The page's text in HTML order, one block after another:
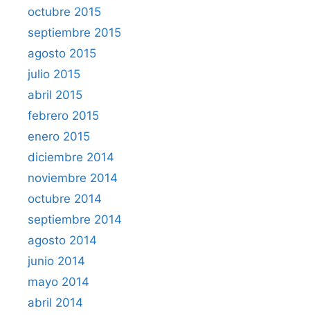
octubre 2015
septiembre 2015
agosto 2015
julio 2015
abril 2015
febrero 2015
enero 2015
diciembre 2014
noviembre 2014
octubre 2014
septiembre 2014
agosto 2014
junio 2014
mayo 2014
abril 2014